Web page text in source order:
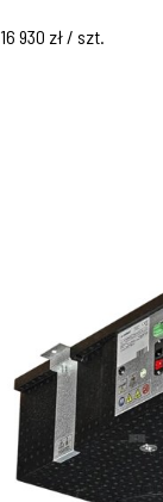
16 930 zł / szt.